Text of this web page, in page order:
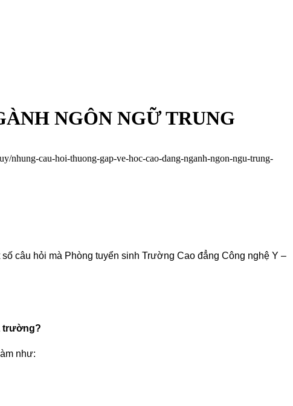
NGÔN NGỮ TRUNG
nhung-cau-hoi-thuong-gap-ve-hoc-cao-dang-nganh-ngon-ngu-trung-
câu hỏi mà Phòng tuyển sinh Trường Cao đẳng Công nghệ Y –
trường?
như: